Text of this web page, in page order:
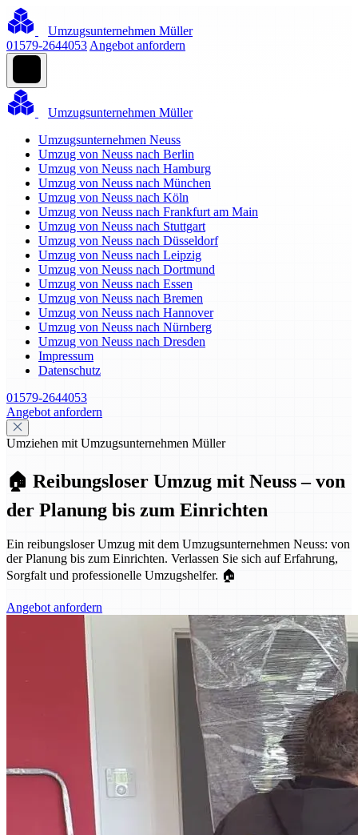
Umzugsunternehmen Müller
01579-2644053 Angebot anfordern
Umzugsunternehmen Müller
Umzugsunternehmen Neuss
Umzug von Neuss nach Berlin
Umzug von Neuss nach Hamburg
Umzug von Neuss nach München
Umzug von Neuss nach Köln
Umzug von Neuss nach Frankfurt am Main
Umzug von Neuss nach Stuttgart
Umzug von Neuss nach Düsseldorf
Umzug von Neuss nach Leipzig
Umzug von Neuss nach Dortmund
Umzug von Neuss nach Essen
Umzug von Neuss nach Bremen
Umzug von Neuss nach Hannover
Umzug von Neuss nach Nürnberg
Umzug von Neuss nach Dresden
Impressum
Datenschutz
01579-2644053
Angebot anfordern
Umziehen mit Umzugsunternehmen Müller
🏠 Reibungsloser Umzug mit Neuss – von
der Planung bis zum Einrichten
Ein reibungsloser Umzug mit dem Umzugsunternehmen Neuss: von
der Planung bis zum Einrichten. Verlassen Sie sich auf Erfahrung,
Sorgfalt und professionelle Umzugshelfer. 🏠
Angebot anfordern